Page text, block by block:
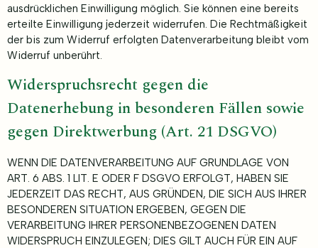
ausdrücklichen Einwilligung möglich. Sie können eine bereits
erteilte Einwilligung jederzeit widerrufen. Die Rechtmäßigkeit
der bis zum Widerruf erfolgten Datenverarbeitung bleibt vom
Widerruf unberührt.
Widerspruchsrecht gegen die
Datenerhebung in besonderen Fällen sowie
gegen Direktwerbung (Art. 21 DSGVO)
WENN DIE DATENVERARBEITUNG AUF GRUNDLAGE VON
ART. 6 ABS. 1 LIT. E ODER F DSGVO ERFOLGT, HABEN SIE
JEDERZEIT DAS RECHT, AUS GRÜNDEN, DIE SICH AUS IHRER
BESONDEREN SITUATION ERGEBEN, GEGEN DIE
VERARBEITUNG IHRER PERSONENBEZOGENEN DATEN
WIDERSPRUCH EINZULEGEN; DIES GILT AUCH FÜR EIN AUF